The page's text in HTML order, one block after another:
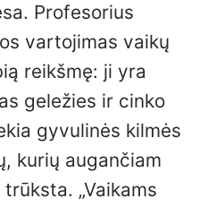
Profesorius
vartojimas vaikų
reikšmę: ji yra
geležies ir cinko
gyvulinės kilmės
kurių augančiam
„Vaikams